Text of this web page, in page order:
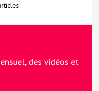
des vidéos et